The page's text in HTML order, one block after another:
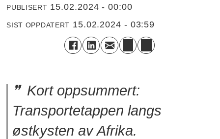
PUBLISERT 15.02.2024 - 00:00
SIST OPPDATERT 15.02.2024 - 03:59
Kort oppsummert:
Transportetappen langs
østkysten av Afrika.